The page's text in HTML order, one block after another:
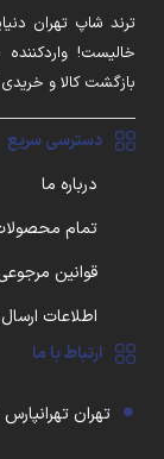
ترند شاپ تهران
بازگشت کالا و
دسترسی سریع
درباره ما
تمام
قوانین
اطلاعات
ارتباط با ما
تهران